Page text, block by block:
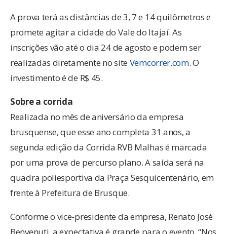
A prova terá as distâncias de 3, 7 e 14 quilômetros e
promete agitar a cidade do Vale do Itajaí. As
inscrições vão até o dia 24 de agosto e podem ser
realizadas diretamente no site Vemcorrer.com. O
investimento é de R$ 45.
Sobre a corrida
Realizada no mês de aniversário da empresa
brusquense, que esse ano completa 31 anos, a
segunda edição da Corrida RVB Malhas é marcada
por uma prova de percurso plano. A saída será na
quadra poliesportiva da Praça Sesquicentenário, em
frente à Prefeitura de Brusque.
Conforme o vice-presidente da empresa, Renato José